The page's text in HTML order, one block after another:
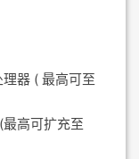
器 ( 最高可至
高可扩充至